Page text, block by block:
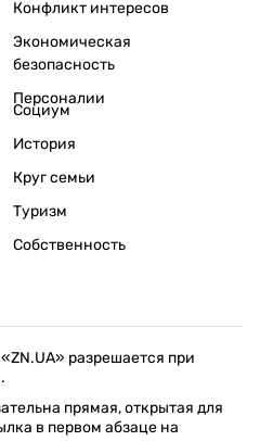
Конфликт интересов
Экономическая
безопасность
Персоналии
Социум
История
Круг семьи
Туризм
Собственность
разрешается при
прямая, открытая для
в первом абзаце на